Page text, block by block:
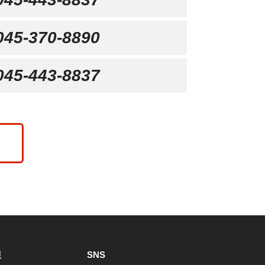
370-8890
443-8837
SNS